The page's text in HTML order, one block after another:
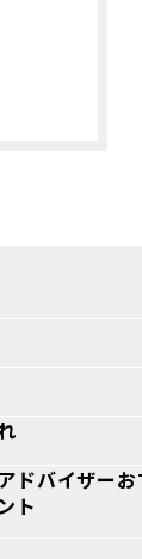
ドバイザーお
ト